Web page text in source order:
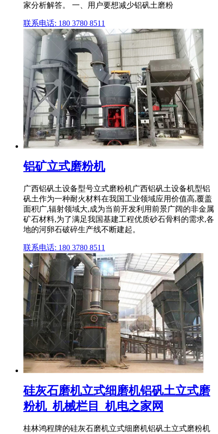
家分析解答。 一、用户要想减少铝矾土磨粉
联系电话: 180 3780 8511
铝矿立式磨粉机
广西铝矾土设备型号立式磨粉机广西铝矾土设备机型铝
矾土作为一种耐火材料在我国工业领域应用价值高,覆盖
面积广,辐射领域大,成为当前开发利用前景广阔的非金属
矿石材料,为了满足我国基建工程优质砂石骨料的需求,各
地的河卵石破碎生产线不断建起。
联系电话: 180 3780 8511
硅灰石磨机立式细磨机铝矾土立式磨
粉机_机械栏目_机电之家网
桂林鸿程牌的硅灰石磨机立式细磨机铝矾土立式磨粉机